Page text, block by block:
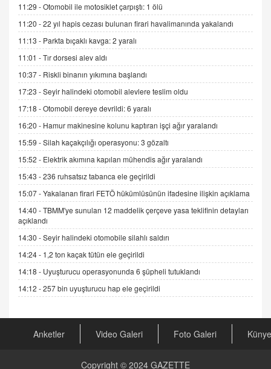
9.12.2025 10:11
İNCİ GÜL AKÖL
Trump Keşke Adana'yı da Ziyaret Etse...
06.07.2026 13:00
ADEM AKÖL
Esed Destekçilerinin Yüzüne Vurulan Şamar:
Sednaya
11.12.2024 12:30
DR. EKREM ASLAN
Gerçek Ne, Algı Ne? "Beraber Yürüyoruz"
Cümlesinin Peşinden
19.07.2025 12:45
Şifacının Yolu
04.11.2025 12:56
AV. RÜMEYSA ÖZKALE
Kira Uyuşmazlıklarında Dava Açmadan Önce
23.09.2023 16:30
CAN UĞURATEŞ
11:29 -Otomobil ile motosiklet çarpıştı: 1 ölü
11:20 -22 yıl hapis cezası bulunan firari havalimanında yakalandı
11:13 - Parkta bıçaklı kavga: 2 yaralı
11:01 -Tır dorsesi alev aldı
10:37 - Riskli binanın yıkımına başlandı
17:23 -Seyir halindeki otomobil alevlere teslim oldu
17:18 -Otomobil dereye devrildi: 6 yaralı
16:20 - Hamur makinesine kolunu kaptıran işçi ağır yaralandı
15:59 -Silah kaçakçılığı operasyonu: 3 gözaltı
15:52 - Elektrik akımına kapılan mühendis ağır yaralandı
15:43 -236 ruhsatsız tabanca ele geçirildi
15:07 -Yakalanan firari FETÖ hükümlüsünün ifadesine ilişkin açıklama
14:40 -TBMM'ye sunulan 12 maddelik çerçeve yasa teklifinin detayları
açıklandı
14:30 -Seyir halindeki otomobile silahlı saldırı
14:24 - 1,2 ton kaçak tütün ele geçirildi
14:18 - Uyuşturucu operasyonunda 6 şüpheli tutuklandı
14:12 -257 bin uyuşturucu hap ele geçirildi
Anketler Video Galeri Foto Galeri Künye
Copyright © 2024 GAZETTE